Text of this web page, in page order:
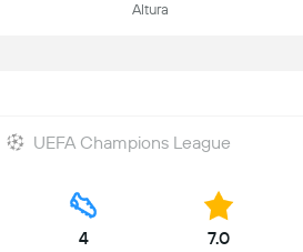
Altura
UEFA Champions League
4 7.0